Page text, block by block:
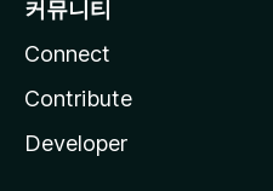
커뮤니티
Connect
Contribute
Developer